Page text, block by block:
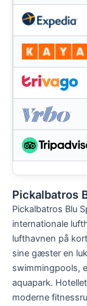
Pickalbatros
Pickalbatros Blu
internationale
lufthavnen på
sine gæster en
swimmingpools,
aquapark.
moderne